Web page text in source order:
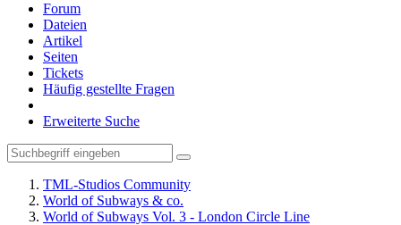
Forum
Dateien
Artikel
Seiten
Tickets
Häufig gestellte Fragen
Erweiterte Suche
TML-Studios Community
World of Subways & co.
World of Subways Vol. 3 - London Circle Line